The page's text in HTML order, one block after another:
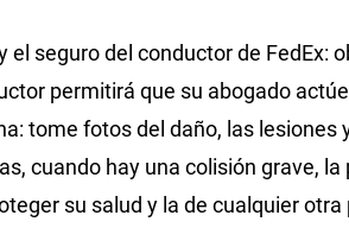
el seguro del conductor de FedEx:
permitirá que su abogado
tome fotos del daño, las lesiones
cuando hay una colisión grave,
su salud y la de cualquier